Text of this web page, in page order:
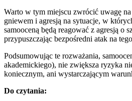
Warto w tym miejscu zwrócić uwagę
gniewem i agresją na sytuacje, w
samooceną będą reagować z agresją o
przypuszczając bezpośredni atak na
Podsumowując te rozważania,
akademickiego), nie zwiększa ryzyka
koniecznym, ani wystarczającym
Do czytania: